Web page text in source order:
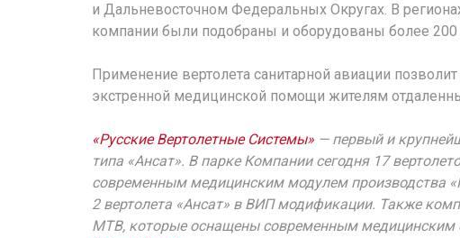
и Дальневосточном Федеральных Округах. В
компании были подобраны и оборудованы более
Применение вертолета санитарной авиации
экстренной медицинской помощи жителям
«Русские Вертолетные Системы» — первый и
типа «Ансат». В парке Компании сегодня 17
современным медицинским модулем производства
2 вертолета «Ансат» в ВИП модификации. Также
МТВ, которые оснащены современным медицинским